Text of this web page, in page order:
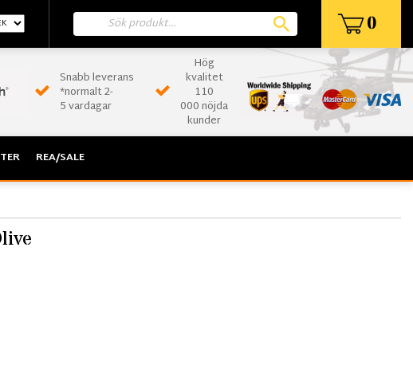
0
Snabb leverans
*normalt 2-
5 vardagar
Hög
kvalitet
110
000 nöjda
kunder
REA/SALE